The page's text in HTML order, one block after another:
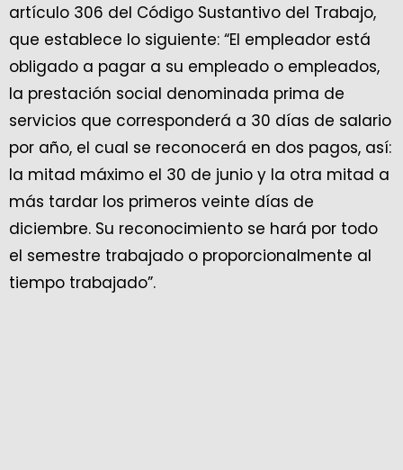
artículo 306 del Código Sustantivo del Trabajo,
que establece lo siguiente: “El empleador está
obligado a pagar a su empleado o empleados,
la prestación social denominada prima de
servicios que corresponderá a 30 días de salario
por año, el cual se reconocerá en dos pagos, así:
la mitad máximo el 30 de junio y la otra mitad a
más tardar los primeros veinte días de
diciembre. Su reconocimiento se hará por todo
el semestre trabajado o proporcionalmente al
tiempo trabajado”.